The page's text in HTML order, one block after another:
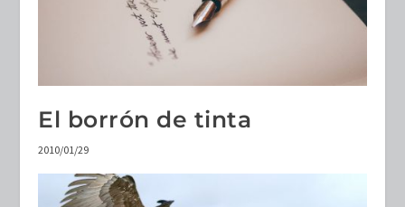
El borrón de tinta
2010/01/29